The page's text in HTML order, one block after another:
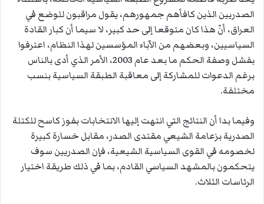
الصدريين الذين كافأهم جمهورهم، يقول مراقبون للوضع في
العراق، أنّ هذا كان متوقعا إلى حد كبير، لا سيما أن كبار القادة
السياسيين، وبعضهم من الآباء المؤسسين لهذا النظام، اعترفوا
بفشل وصفة الحكم ما بعد عام 2003، الأمر الذي أدى بالناس
برغم الدعوات للمشاركة إلى معاقبة الطبقة السياسية بنسب
مختلفة.
وفيما بدا أن النتائج التي انتهت إليها الانتخابات بفوز كاسح للكتلة
الصدرية بزعامة الشيعي مقتدى الصدر، مقابل خسارة كبيرة
لخصومه في القوى السياسية الشيعية، فإن الصدريين سوف
يتحكمون بالمشهد السياسي القادم، بما في ذلك طريقة اختيار
الرئاسات الثلاث.